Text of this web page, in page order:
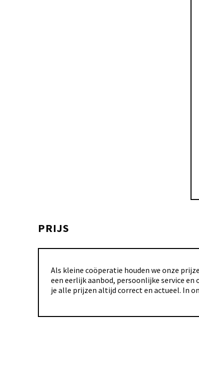
PRIJS
Als kleine coöperatie houden we onze
een eerlijk aanbod, persoonlijke service en
je alle prijzen altijd correct en actueel. In